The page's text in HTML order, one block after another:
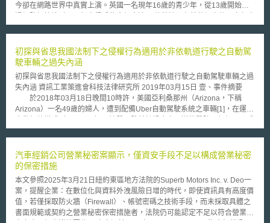
今卻在網路世界中真實上演。英國一名現年16歲的青少年，從13歲開始透
示之所以從事詐騙，正是受到好萊塢電影的影響。 住在英國的16歲少
販售遠低於市場行情甚多的電漿電視。由於網友訂單踴躍，少年還進一步在
倫敦市區承租辦公室，並聘請了兩名員工處理訂單。然而大批的買家從未收
到訂購的電漿電視，少年除一聲不響地捲走了全部的貨款外，還積欠了所有
的辦公室租金及員工薪水。 在食髓知味之下，少年緊接著承租第二間
辦公室欲再次如法泡製，但在得手後溜之大吉前為房東報警查獲，不可思議
的是少年獲得交保後隨即於網路上開設另一家虛擬文具行繼續詐騙，直到最
近終於為警方逮捕。總計少年在這些年來詐騙所得超過25萬英鎊，遭其詐騙
及其他罪名的控訴。
初探與省思我國法制下之侵權行為適用於非依軌道行駛之自動駕
駛車輛之過失內涵
初探與省思我國法制下之侵權行為適用於非依軌道行駛之自動駕駛車輛之過
失內涵 資訊工業策進會科技法律研究所 2019年03月15日 壹、事件摘要
於2018年03月18日晚間10時許，美國亞利桑那州（Arizona，下稱
Arizona）一名49歲的婦人，遭到配備Uber自動駕駛系統之車輛[1]，在運行
術而在醫院中去世。就在前開事故發生後，Arizona州長Doug Ducey因此下
備自動輔助駕駛功能的Tesla，疑似駕駛人精神不濟因而未能及時注意車前
狀況，導致車禍發生，雖然肇責是否牽涉Tesla之自動輔助駕駛功能或駕駛
人本身有無疲勞駕駛等情事，有待進一步釐清。[3] 綜上，不論測試或
道路駕駛，現今社會已不乏具有一定自動駕駛等級之車輛於路上行駛，然而
在推廣、研發或應用自動駕駛車輛（下稱自駕車）的同時，若不幸發生類似
前開新聞之（車禍）事故時，相關肇事責任究應如何釐清，隨著我國已於
2018年12月19日公布無人載具科技創新實驗條例以積極推動自駕車相關應
汽車經銷公司營業秘密案顯示，僅資安手段不足以構成營業秘密
的保密措施
本文參照2025年3月21日紐約東區地方法院的Superb Motors Inc. v. Deo一
案，提醒企業：在數位化與資料外洩風險日增的時代，即使資訊具有高度價
值，若僅採取防火牆（Firewall）、帳號密碼之技術手段，而未採取具體之
書面規範或契約之營業秘密保密措施者，法院仍可能認定不足以符合營業秘